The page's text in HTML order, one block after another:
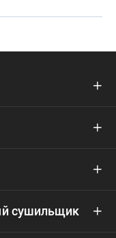



сушильщик 